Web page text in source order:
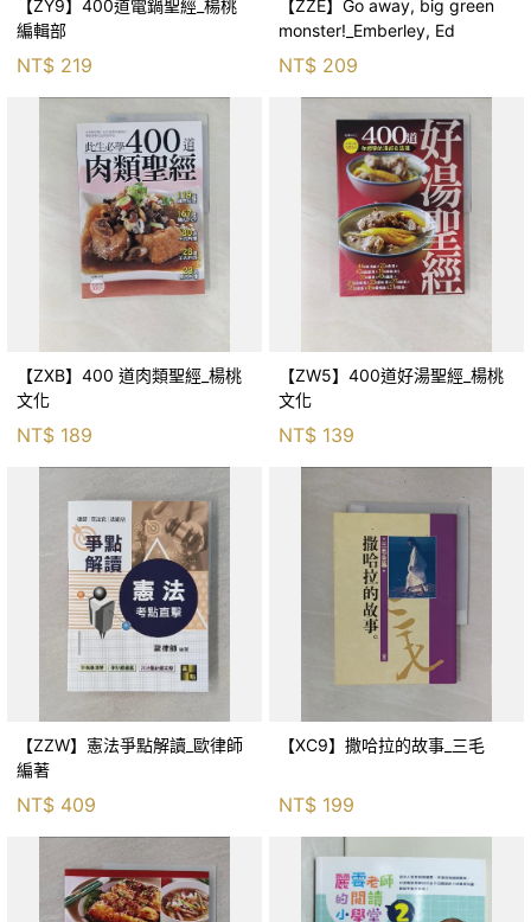
【ZY9】400道電鍋聖經_楊桃
編輯部
NT$ 219
【ZZE】Go away, big green
monster!_Emberley, Ed
NT$ 209
【ZXB】400 道肉類聖經_楊桃
文化
NT$ 189
【ZW5】400道好湯聖經_楊桃
文化
NT$ 139
【ZZW】憲法爭點解讀_歐律師
編著
NT$ 409
【XC9】撒哈拉的故事_三毛
NT$ 199